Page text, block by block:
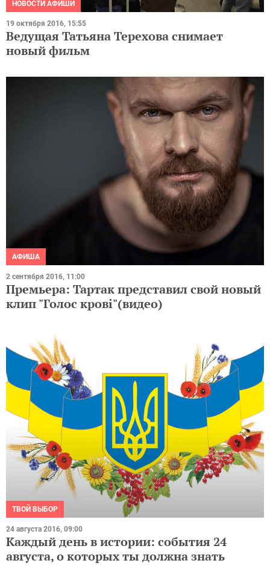
НОВОСТИ АФИШИ
19 октября 2016, 15:55
Ведущая Татьяна Терехова снимает
новый фильм
АФИША
2 сентября 2016, 11:00
Премьера: Тартак представил свой новый
клип "Голос крові"(видео)
ТВОЙ ВЫБОР
24 августа 2016, 09:00
Каждый день в истории: события 24
августа, о которых ты должна знать